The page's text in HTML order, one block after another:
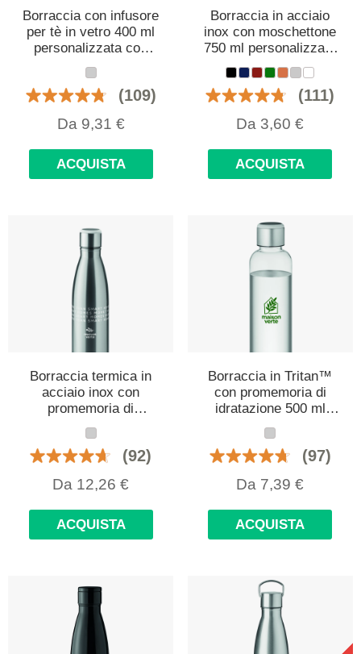
Borraccia con infusore
per tè in vetro 400 ml
personalizzata con
logo
(109)
Da 9,31 €
ACQUISTA
Borraccia in acciaio
inox con moschettone
750 ml personalizzata
con logo
(111)
Da 3,60 €
ACQUISTA
Borraccia termica in
acciaio inox con
promemoria di
idratazione 500 ml
personalizzata con
logo
(92)
Da 12,26 €
ACQUISTA
Borraccia in Tritan™
con promemoria di
idratazione 500 ml
personalizzata con
logo
(97)
Da 7,39 €
ACQUISTA